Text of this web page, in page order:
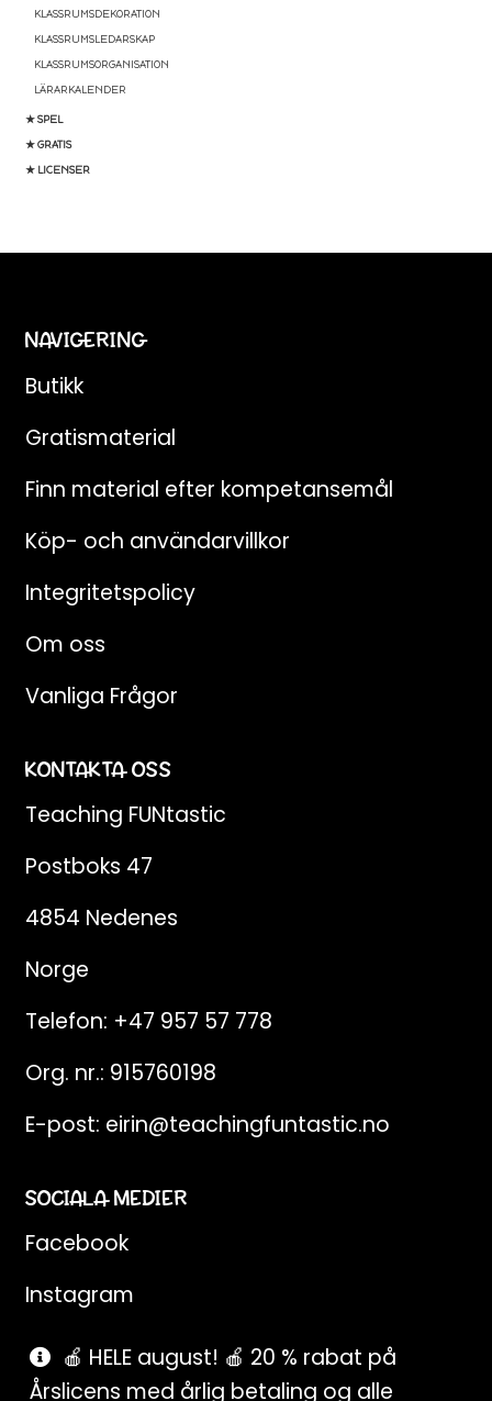
KLASSRUMSDEKORATION
KLASSRUMSLEDARSKAP
KLASSRUMSORGANISATION
LÄRARKALENDER
★ SPEL
★ GRATIS
★ LICENSER
NAVIGERING
Butikk
Gratismaterial
Finn material efter kompetansemål
Köp- och användarvillkor
Integritetspolicy
Om oss
Vanliga Frågor
KONTAKTA OSS
Teaching FUNtastic
Postboks 47
4854 Nedenes
Norge
Telefon: +47 957 57 778
Org. nr.: 915760198
E-post: eirin@teachingfuntastic.no
SOCIALA MEDIER
Facebook
Instagram
Pinterest
🍎 HELE august! 🍎 20 % rabat på
Årslicens med årlig betaling og alle